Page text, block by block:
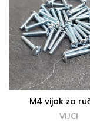
M4 vijak za
VIJCI